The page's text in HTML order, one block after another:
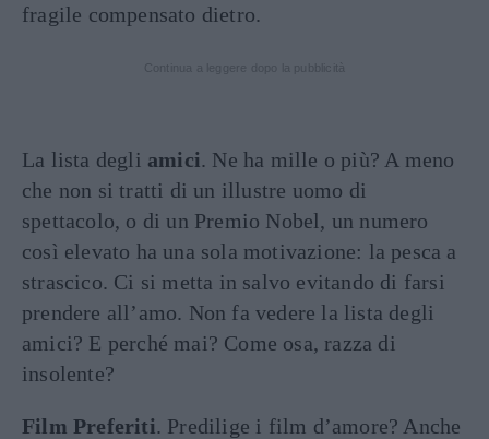
fragile compensato dietro.
La lista degli amici. Ne ha mille o più? A meno
che non si tratti di un illustre uomo di
spettacolo, o di un Premio Nobel, un numero
così elevato ha una sola motivazione: la pesca a
strascico. Ci si metta in salvo evitando di farsi
prendere all’amo. Non fa vedere la lista degli
amici? E perché mai? Come osa, razza di
insolente?
Film Preferiti. Predilige i film d’amore? Anche